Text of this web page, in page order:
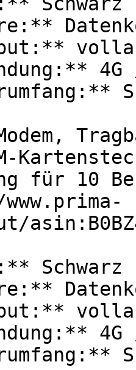
für 10